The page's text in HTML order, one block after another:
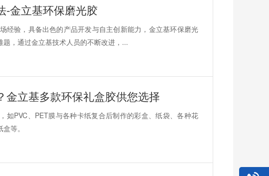
-金立基环保磨光胶
经验，具备出色的产品开发与自主创新能力，金立基环保磨光
，通过金立基技术人员的不断改进，...
金立基多款环保礼盒胶供您选择
如PVC、PET膜与各种卡纸复合后制作的彩盒、纸袋、各种花
等。